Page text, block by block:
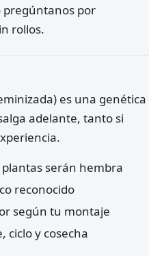
pregúntanos por
rollos.
es una genética
adelante, tanto si
plantas serán hembra
reconocido
según tu montaje
ciclo y cosecha